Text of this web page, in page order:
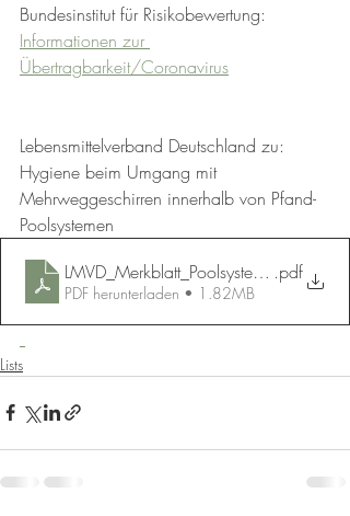
Bundesinstitut für Risikobewertung:
Informationen zur
Übertragbarkeit/Coronavirus
Lebensmittelverband Deutschland zu:
Hygiene beim Umgang mit
Mehrweggeschirren innerhalb von Pfand-
Poolsystemen
LMVD_Merkblatt_Poolsysteme .pdf
PDF herunterladen • 1.82MB
Lists